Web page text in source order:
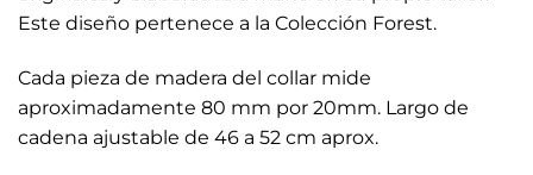
Este diseño pertenece a la Colección Forest.
Cada pieza de madera del collar mide
aproximadamente 80 mm por 20mm. Largo de
cadena ajustable de 46 a 52 cm aprox.